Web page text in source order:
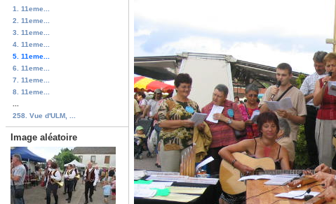
1. 11eme...
2. 11eme...
3. 11eme...
4. 11eme...
5. 11eme...
6. 11eme...
7. 11eme...
8. 11eme...
258. Vue d'ULM, ...
Image aléatoire